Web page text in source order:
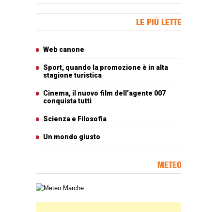
LE PIÙ LETTE
Web canone
Sport, quando la promozione è in alta
stagione turistica
Cinema, il nuovo film dell’agente 007
conquista tutti
Scienza e Filosofia
Un mondo giusto
METEO
Carta meteorologica delle Marche